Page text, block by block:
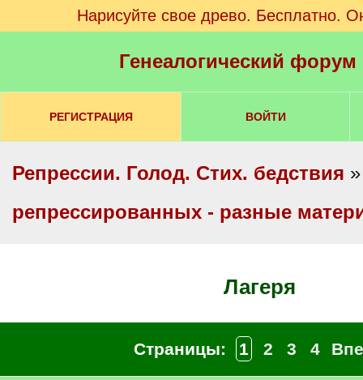
Нарисуйте свое древо. Бесплатно.
Генеалогический
РЕГИСТРАЦИЯ ВОЙТИ
Репрессии. Голод. Стих. бедствия
репрессированных - разные
Лагеря
Страницы: 1 2 3 4